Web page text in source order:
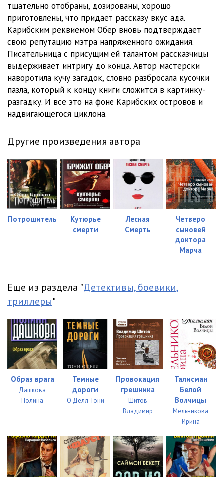
Karibskiy_rekviem_0022
Karibskiy_rekviem_0023 24:12
Karibskiy_rekviem_0024 36:50
Karibskiy_rekviem_0025 31:52
Karibskiy_rekviem_0026 03:48
Karibskiy_rekviem_0027
тщательно отобраны, дозированы, хорошо
приготовлены, что придает рассказу вкус ада.
Карибским реквиемом Обер вновь подтверждает
свою репутацию мэтра напряженного ожидания.
Писательница с присущим ей талантом рассказчицы
выдерживает интригу до конца. Автор мастерски
наворотила кучу загадок, словно разбросала кусочки
пазла, который к концу книги сложится в картинку-
разгадку. И все это на фоне Карибских островов и
надвигающегося циклона.
Другие произведения автора
Потрошитель
Кутюрье
смерти
Лесная
Смерть
Четверо
сыновей
доктора
Марча
Еще из раздела "Детективы, боевики,
триллеры"
Образ врага
Дашкова
Полина
Темные
дороги
О'Делл Тони
Провокация
грешника
Шитов
Владимир
Талисман
Белой
Волчицы
Мельникова
Ирина